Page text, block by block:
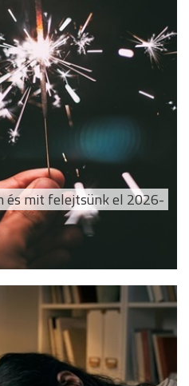
mit felejtsünk el 2026-